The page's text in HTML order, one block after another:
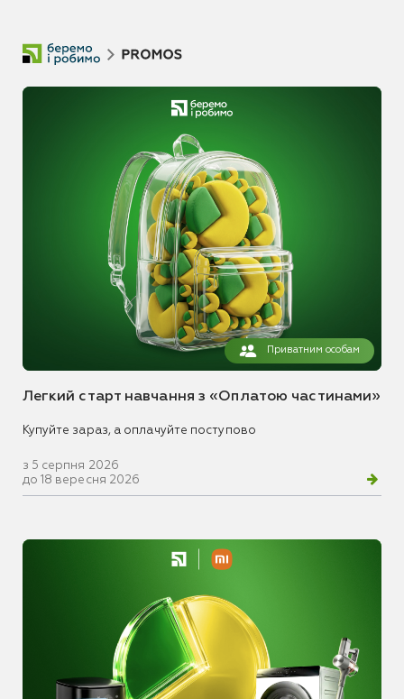
Приватним особам
Легкий старт навчання з «Оплатою частинами»
Купуйте зараз, а оплачуйте поступово
з 5 серпня 2026
до 18 вересня 2026